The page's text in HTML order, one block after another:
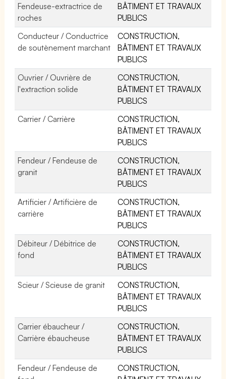
Fendeuse-extractrice de
roches
BÂTIMENT ET TRAVAUX
PUBLICS
Conducteur / Conductrice
de soutènement marchant
CONSTRUCTION,
BÂTIMENT ET TRAVAUX
PUBLICS
Ouvrier / Ouvrière de
l'extraction solide
CONSTRUCTION,
BÂTIMENT ET TRAVAUX
PUBLICS
Carrier / Carrière
CONSTRUCTION,
BÂTIMENT ET TRAVAUX
PUBLICS
Fendeur / Fendeuse de
granit
CONSTRUCTION,
BÂTIMENT ET TRAVAUX
PUBLICS
Artificier / Artificière de
carrière
CONSTRUCTION,
BÂTIMENT ET TRAVAUX
PUBLICS
Débiteur / Débitrice de
fond
CONSTRUCTION,
BÂTIMENT ET TRAVAUX
PUBLICS
Scieur / Scieuse de granit
CONSTRUCTION,
BÂTIMENT ET TRAVAUX
PUBLICS
Carrier ébaucheur /
Carrière ébaucheuse
CONSTRUCTION,
BÂTIMENT ET TRAVAUX
PUBLICS
Fendeur / Fendeuse de
CONSTRUCTION,